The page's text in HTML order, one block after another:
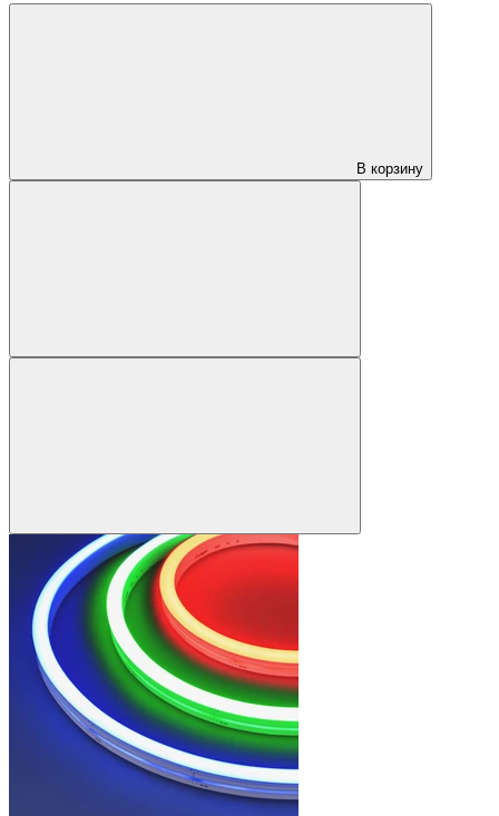
В корзину